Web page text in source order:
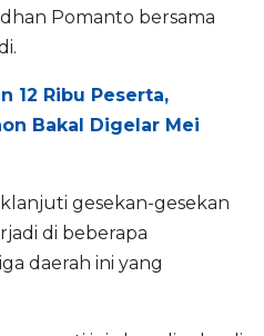
Pomanto bersama
12 Ribu Peserta,
Bakal Digelar Mei
gesekan-gesekan
di beberapa
daerah ini yang